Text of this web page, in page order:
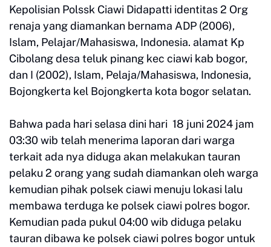
Kepolisian Polssk Ciawi Didapatti identitas 2 Org
renaja yang diamankan bernama ADP (2006),
Islam, Pelajar/Mahasiswa, Indonesia. alamat Kp
Cibolang desa teluk pinang kec ciawi kab bogor,
dan I (2002), Islam, Pelaja/Mahasiswa, Indonesia,
Bojongkerta kel Bojongkerta kota bogor selatan.
Bahwa pada hari selasa dini hari 18 juni 2024 jam
03:30 wib telah menerima laporan dari warga
terkait ada nya diduga akan melakukan tauran
pelaku 2 orang yang sudah diamankan oleh warga
kemudian pihak polsek ciawi menuju lokasi lalu
membawa terduga ke polsek ciawi polres bogor.
Kemudian pada pukul 04:00 wib diduga pelaku
tauran dibawa ke polsek ciawi polres bogor untuk